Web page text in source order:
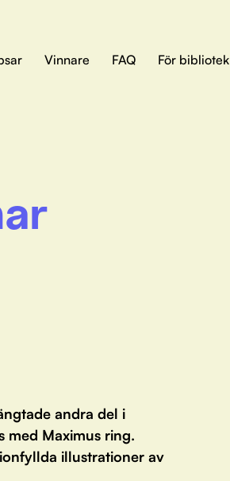
Vinnare FAQ För bibliotek
andra del i
med Maximus ring.
illustrationer av